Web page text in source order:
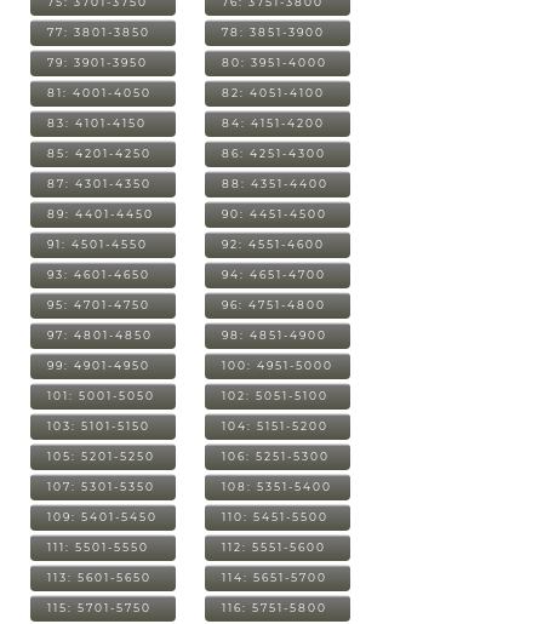
77: 3801-3850 78: 3851-3900
79: 3901-3950 80: 3951-4000
81: 4001-4050 82: 4051-4100
83: 4101-4150 84: 4151-4200
85: 4201-4250 86: 4251-4300
87: 4301-4350 88: 4351-4400
89: 4401-4450 90: 4451-4500
91: 4501-4550 92: 4551-4600
93: 4601-4650 94: 4651-4700
95: 4701-4750 96: 4751-4800
97: 4801-4850 98: 4851-4900
99: 4901-4950 100: 4951-5000
101: 5001-5050 102: 5051-5100
103: 5101-5150 104: 5151-5200
105: 5201-5250 106: 5251-5300
107: 5301-5350 108: 5351-5400
109: 5401-5450 110: 5451-5500
111: 5501-5550 112: 5551-5600
113: 5601-5650 114: 5651-5700
115: 5701-5750 116: 5751-5800